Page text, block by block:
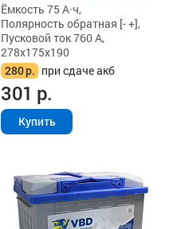
Ёмкость 75 А·ч,
Полярность обратная [- +],
Пусковой ток 760 А,
278x175x190
280р. при сдаче акб
301 р.
Купить